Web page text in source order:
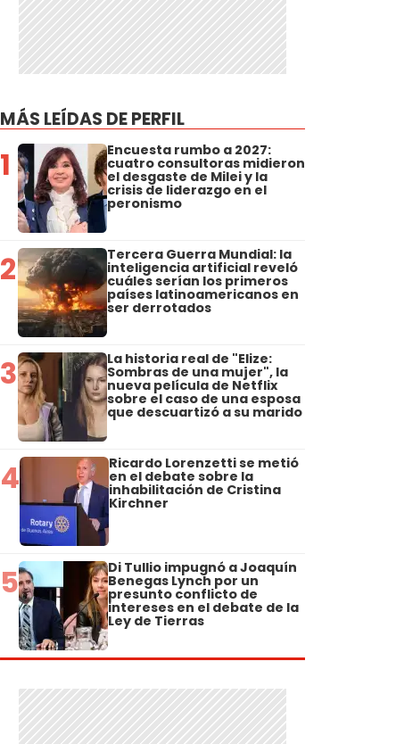
MÁS LEÍDAS DE PERFIL
1 Encuesta rumbo a 2027:
cuatro consultoras midieron
el desgaste de Milei y la
crisis de liderazgo en el
peronismo
2 Tercera Guerra Mundial: la
inteligencia artificial reveló
cuáles serían los primeros
países latinoamericanos en
ser derrotados
3 La historia real de "Elize:
Sombras de una mujer", la
nueva película de Netflix
sobre el caso de una esposa
que descuartizó a su marido
4 Ricardo Lorenzetti se metió
en el debate sobre la
inhabilitación de Cristina
Kirchner
5 Di Tullio impugnó a Joaquín
Benegas Lynch por un
presunto conflicto de
intereses en el debate de la
Ley de Tierras